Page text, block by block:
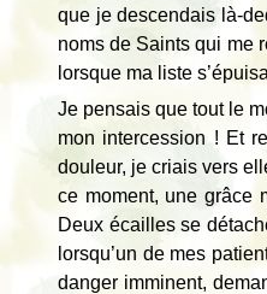
que je descendais là-
noms de Saints qui me
lorsque ma liste
Je pensais que tout le
mon intercession ! Et
douleur, je criais vers
ce moment, une grâce
Deux écailles se
lorsqu’un de mes
danger imminent,